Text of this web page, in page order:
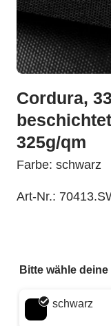
Cordura,
325g/qm
Farbe: schwarz
Art-Nr.:
Bitte wähle
Wähle eine Farbe
schwarz